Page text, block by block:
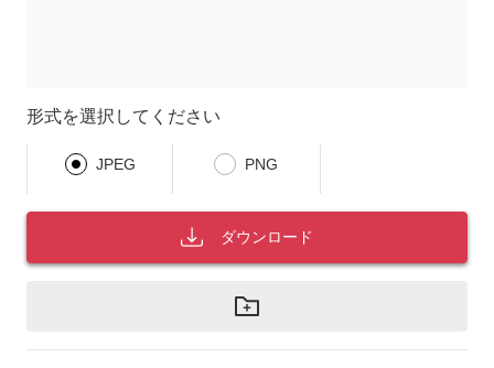
形式を選択してください
JPEG PNG
ダウンロード